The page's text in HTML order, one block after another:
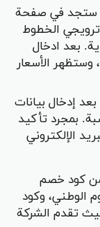
في صفحة
ترويجي الخطوط
بعد ادخال
الأسعار
إدخال بيانات
بمجرد تأكيد
الإلكتروني
من كود خصم
الوطني، وكود
تقدم الشركة